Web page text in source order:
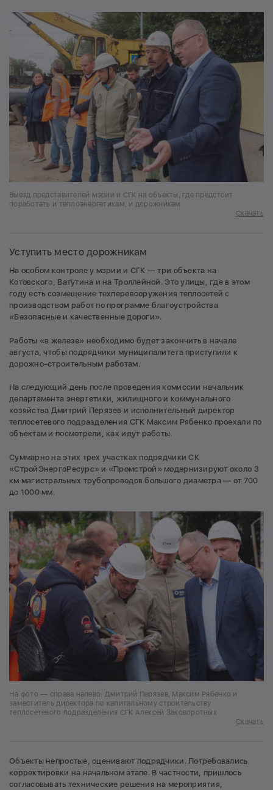
Выезд представителей мэрии и СГК на объекты, где предстоит
поработать и теплоэнергетикам, и дорожникам
Скачать
Уступить место дорожникам
На особом контроле у мэрии и СГК — три объекта на
Котовского, Ватутина и на Троллейной. Это улицы, где в этом
году есть совмещение техперевооружения теплосетей с
производством работ по программе благоустройства
«Безопасные и качественные дороги».
Работы «в железе» необходимо будет закончить в начале
августа, чтобы подрядчики муниципалитета приступили к
дорожно-строительным работам.
На следующий день после проведения комиссии начальник
департамента энергетики, жилищного и коммунального
хозяйства Дмитрий Перязев и исполнительный директор
теплосетевого подразделения СГК Максим Рябенко проехали по
объектам и посмотрели, как идут работы.
Суммарно на этих трех участках подрядчики СК
«СтройЭнергоРесурс» и «Промстрой» модернизируют около 3
км магистральных трубопроводов большого диаметра — от 700
до 1000 мм.
На фото — справа налево: Дмитрий Перязев, Максим Рябенко и
заместитель директора по капитальному строительству
теплосетевого подразделения СГК Алексей Заковоротных
Скачать
Объекты непростые, оценивают подрядчики. Потребовались
корректировки на начальном этапе. В частности, пришлось
согласовывать технические решения на мероприятия,